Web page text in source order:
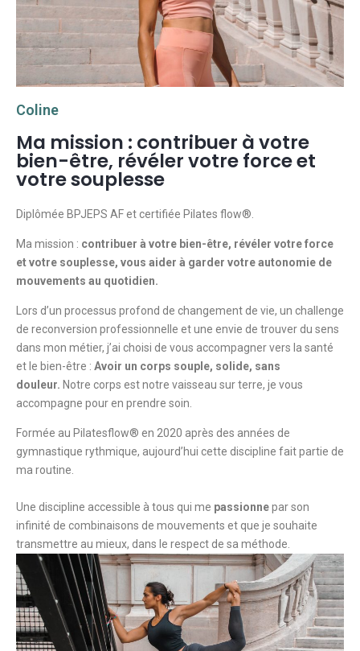
Coline
Ma mission : contribuer à votre
bien-être, révéler votre force et
votre souplesse
Diplômée BPJEPS AF et certifiée Pilates flow®.
Ma mission : contribuer à votre bien-être, révéler votre force
et votre souplesse, vous aider à garder votre autonomie de
mouvements au quotidien.
Lors d’un processus profond de changement de vie, un challenge
de reconversion professionnelle et une envie de trouver du sens
dans mon métier, j’ai choisi de vous accompagner vers la santé
et le bien-être : Avoir un corps souple, solide, sans
douleur. Notre corps est notre vaisseau sur terre, je vous
accompagne pour en prendre soin.
Formée au Pilatesflow® en 2020 après des années de
gymnastique rythmique, aujourd’hui cette discipline fait partie de
ma routine.
Une discipline accessible à tous qui me passionnepar son
infinité de combinaisons de mouvements et que je souhaite
transmettre au mieux, dans le respect de sa méthode.